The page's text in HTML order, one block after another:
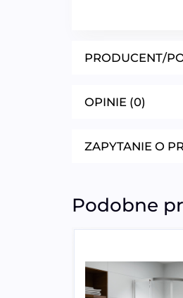
PRODUCENT/
OPINIE (0)
ZAPYTANIE O
Podobne